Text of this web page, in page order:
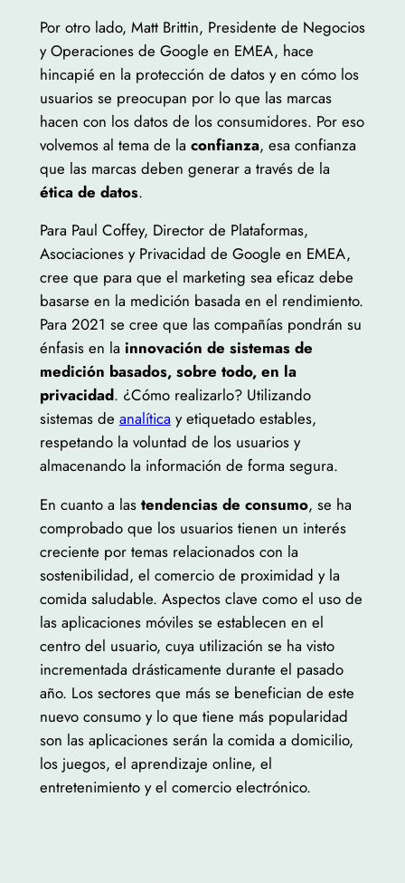
Por otro lado, Matt Brittin, Presidente de Negocios
y Operaciones de Google en EMEA, hace
hincapié en la protección de datos y en cómo los
usuarios se preocupan por lo que las marcas
hacen con los datos de los consumidores. Por eso
volvemos al tema de la confianza, esa confianza
que las marcas deben generar a través de la
ética de datos.
Para Paul Coffey, Director de Plataformas,
Asociaciones y Privacidad de Google en EMEA,
cree que para que el marketing sea eficaz debe
basarse en la medición basada en el rendimiento.
Para 2021 se cree que las compañías pondrán su
énfasis en la innovación de sistemas de
medición basados, sobre todo, en la
privacidad. ¿Cómo realizarlo? Utilizando
sistemas de analítica y etiquetado estables,
respetando la voluntad de los usuarios y
almacenando la información de forma segura.
En cuanto a las tendencias de consumo, se ha
comprobado que los usuarios tienen un interés
creciente por temas relacionados con la
sostenibilidad, el comercio de proximidad y la
comida saludable. Aspectos clave como el uso de
las aplicaciones móviles se establecen en el
centro del usuario, cuya utilización se ha visto
incrementada drásticamente durante el pasado
año. Los sectores que más se benefician de este
nuevo consumo y lo que tiene más popularidad
son las aplicaciones serán la comida a domicilio,
los juegos, el aprendizaje online, el
entretenimiento y el comercio electrónico.